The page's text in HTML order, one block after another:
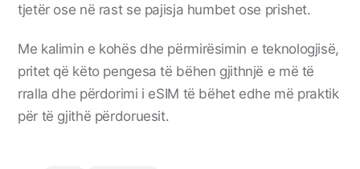
tjetër ose në rast se pajisja humbet ose prishet.
Me kalimin e kohës dhe përmirësimin e teknologjisë,
pritet që këto pengesa të bëhen gjithnjë e më të
rralla dhe përdorimi i eSIM të bëhet edhe më praktik
për të gjithë përdoruesit.